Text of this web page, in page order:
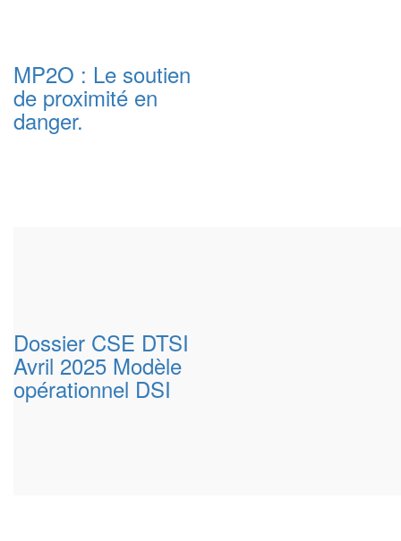
MP2O : Le soutien
de proximité en
danger.
Dossier CSE DTSI
Avril 2025 Modèle
opérationnel DSI